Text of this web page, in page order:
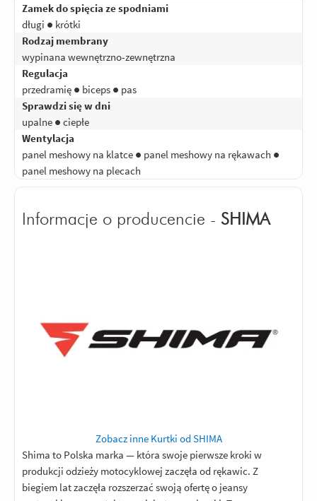
Zamek do spięcia ze spodniami
długi ● krótki
Rodzaj membrany
wypinana wewnętrzno-zewnętrzna
Regulacja
przedramię ● biceps ● pas
Sprawdzi się w dni
upalne ● ciepłe
Wentylacja
panel meshowy na klatce ● panel meshowy na rękawach ●
panel meshowy na plecach
Informacje o producencie - SHIMA
Zobacz inne Kurtki od SHIMA
Shima to Polska marka — która swoje pierwsze kroki w
produkcji odzieży motocyklowej zaczęła od rękawic. Z
biegiem lat zaczęła rozszerzać swoją ofertę o jeansy